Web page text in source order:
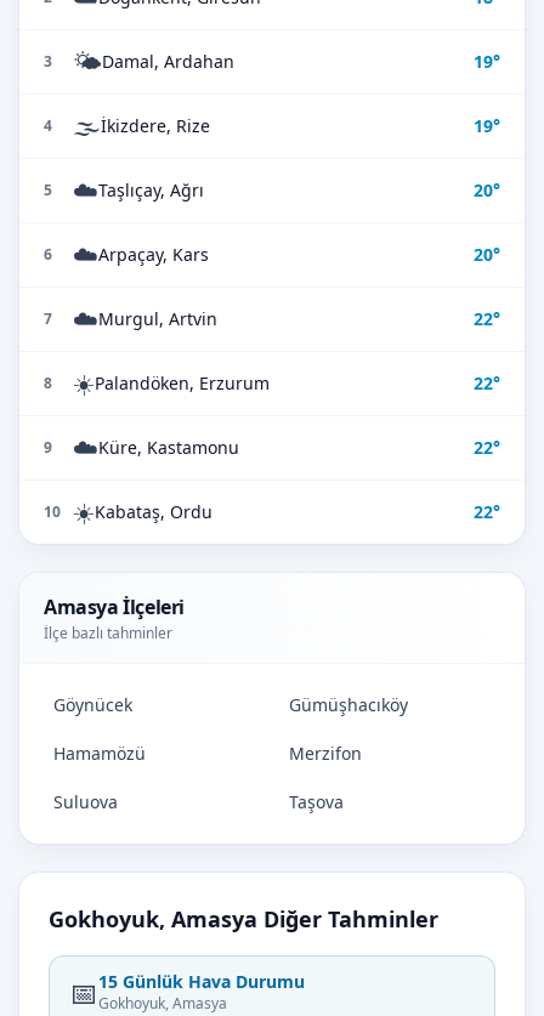
3 🌤️Damal, Ardahan 19°
4 🌫️İkizdere, Rize 19°
5 ☁️Taşlıçay, Ağrı 20°
6 ☁️Arpaçay, Kars 20°
7 ☁️Murgul, Artvin 22°
8 ☀️Palandöken, Erzurum 22°
9 ☁️Küre, Kastamonu 22°
10 ☀️Kabataş, Ordu 22°
Amasya İlçeleri
İlçe bazlı tahminler
Göynücek Gümüşhacıköy
Hamamözü Merzifon
Suluova Taşova
Gokhoyuk, Amasya Diğer Tahminler
📅 15 Günlük Hava Durumu
Gokhoyuk, Amasya